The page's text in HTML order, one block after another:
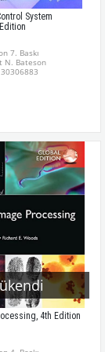
System
7. Baskı
N. Bateson
4th Edition